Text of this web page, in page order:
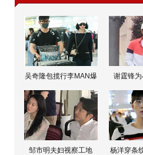
吴奇隆包揽行李MAN爆 谢霆锋
邹市明夫妇视察工地 杨洋穿条